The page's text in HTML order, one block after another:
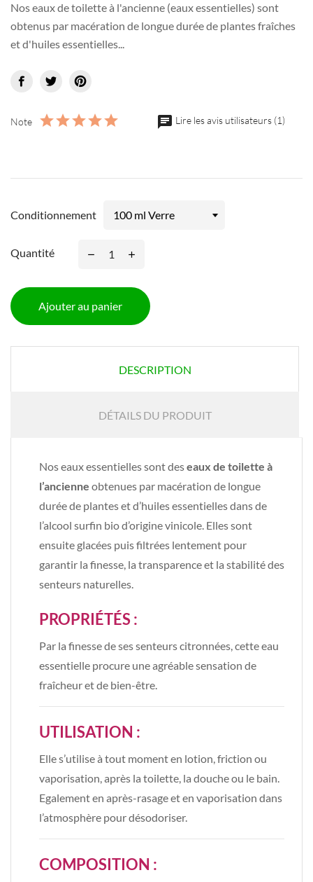
Nos eaux de toilette à l'ancienne (eaux essentielles) sont
obtenus par macération de longue durée de plantes fraîches
et d'huiles essentielles...
Note chat Lire les avis utilisateurs (1)
Conditionnement
Quantité
Ajouter au panier
DESCRIPTION
DÉTAILS DU PRODUIT
Nos eaux essentielles sont deseaux de toilette à
l’ancienne obtenues par macération de longue
durée de plantes et d’huiles essentielles dans de
l’alcool surfin bio d’origine vinicole. Elles sont
ensuite glacées puis filtrées lentement pour
garantir la finesse, la transparence et la stabilité des
senteurs naturelles.
PROPRIÉTÉS :
Par la finesse de ses senteurs citronnées, cette eau
essentielle procure une agréable sensation de
fraîcheur et de bien-être.
UTILISATION :
Elle s’utilise à tout moment en lotion, friction ou
vaporisation, après la toilette, la douche ou le bain.
Egalement en après-rasage et en vaporisation dans
l’atmosphère pour désodoriser.
COMPOSITION :